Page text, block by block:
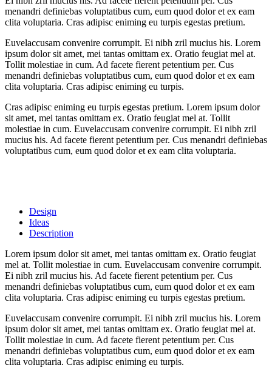
menandri definiebas voluptatibus cum, eum quod dolor et ex eam
clita voluptaria. Cras adipisc eniming eu turpis egestas pretium.
Euvelaccusam convenire corrumpit. Ei nibh zril mucius his. Lorem
ipsum dolor sit amet, mei tantas omittam ex. Oratio feugiat mel at.
Tollit molestiae in cum. Ad facete fierent petentium per. Cus
menandri definiebas voluptatibus cum, eum quod dolor et ex eam
clita voluptaria. Cras adipisc eniming eu turpis.
Cras adipisc eniming eu turpis egestas pretium. Lorem ipsum dolor
sit amet, mei tantas omittam ex. Oratio feugiat mel at. Tollit
molestiae in cum. Euvelaccusam convenire corrumpit. Ei nibh zril
mucius his. Ad facete fierent petentium per. Cus menandri definiebas
voluptatibus cum, eum quod dolor et ex eam clita voluptaria.
Design
Ideas
Description
Lorem ipsum dolor sit amet, mei tantas omittam ex. Oratio feugiat
mel at. Tollit molestiae in cum. Euvelaccusam convenire corrumpit.
Ei nibh zril mucius his. Ad facete fierent petentium per. Cus
menandri definiebas voluptatibus cum, eum quod dolor et ex eam
clita voluptaria. Cras adipisc eniming eu turpis egestas pretium.
Euvelaccusam convenire corrumpit. Ei nibh zril mucius his. Lorem
ipsum dolor sit amet, mei tantas omittam ex. Oratio feugiat mel at.
Tollit molestiae in cum. Ad facete fierent petentium per. Cus
menandri definiebas voluptatibus cum, eum quod dolor et ex eam
clita voluptaria. Cras adipisc eniming eu turpis.